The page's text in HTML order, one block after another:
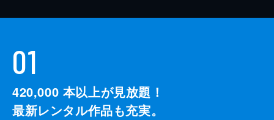
01
420,000 本以上が見放題！
最新レンタル作品も充実。